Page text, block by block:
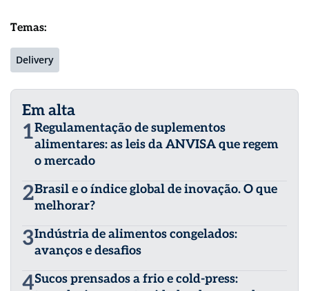
Temas:
Delivery
Em alta
1Regulamentação de suplementos
alimentares: as leis da ANVISA que regem
o mercado
2Brasil e o índice global de inovação. O que
melhorar?
3Indústria de alimentos congelados:
avanços e desafios
4Sucos prensados a frio e cold-press: